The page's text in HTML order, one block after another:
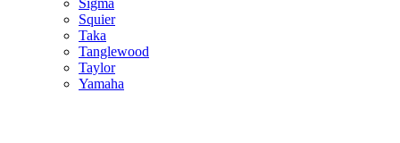
Sigma
Squier
Taka
Tanglewood
Taylor
Yamaha